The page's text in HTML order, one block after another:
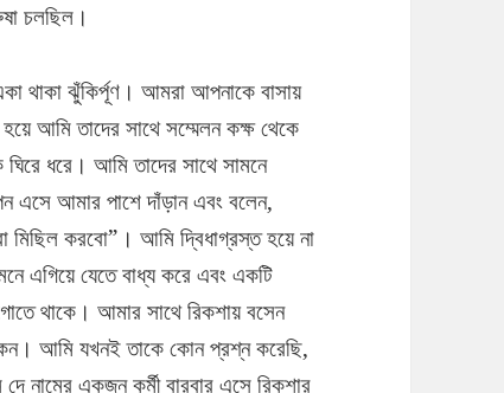
চলছিল।
থাকা ঝুঁকির্পূণ। আমরা আপনাকে বাসায়
আমি তাদের সাথে সম্মেলন কক্ষ থেকে
ধরে। আমি তাদের সাথে সামনে
এসে আমার পাশে দাঁড়ান এবং বলেন,
করবো”। আমি দ্বিধাগ্রস্ত হয়ে না
এগিয়ে যেতে বাধ্য করে এবং একটি
থাকে। আমার সাথে রিকশায় বসেন
আমি যখনই তাকে কোন প্রশ্ন করেছি,
নামের একজন কর্মী বারবার এসে রিকশার